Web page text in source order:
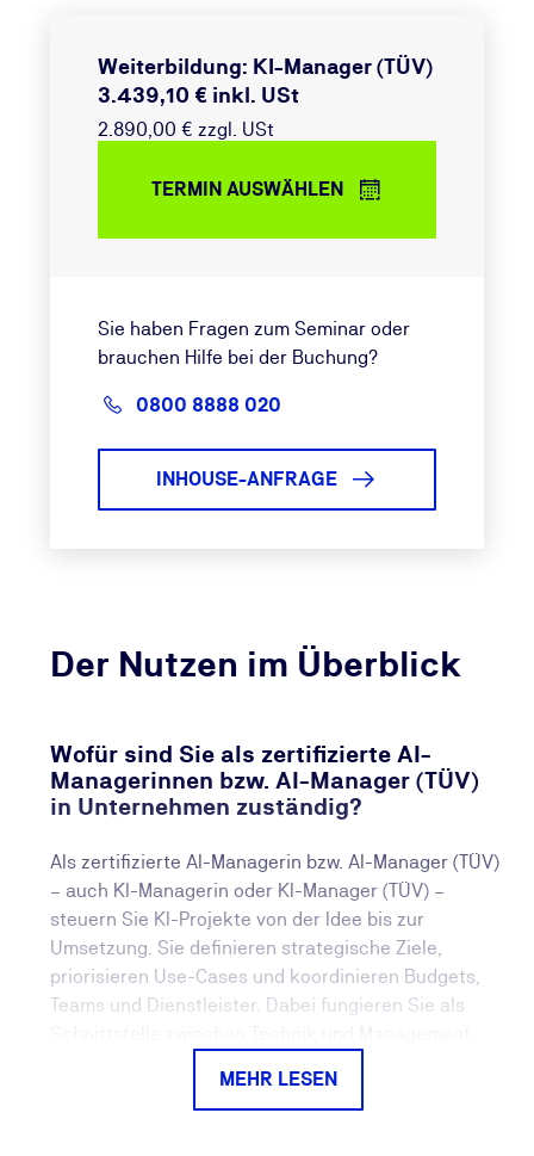
Der Nutzen im Überblick
Wofür sind Sie als zertifizierte AI-
Managerinnen bzw. AI-Manager (TÜV)
in Unternehmen zuständig?
Als zertifizierte AI-Managerin bzw. AI-Manager (TÜV)
– auch KI-Managerin oder KI-Manager (TÜV) –
steuern Sie KI-Projekte von der Idee bis zur
Umsetzung. Sie definieren strategische Ziele,
priorisieren Use-Cases und koordinieren Budgets,
Teams und Dienstleister. Dabei fungieren Sie als
umgesetzt werden und messbaren Mehrwert liefern.
MEHR LESEN
Weiterbildung: KI-Manager (TÜV)
3.439,10 € inkl. USt
2.890,00 € zzgl. USt
TERMIN AUSWÄHLEN
Sie haben Fragen zum Seminar oder
brauchen Hilfe bei der Buchung?
0800 8888 020
INHOUSE-ANFRAGE